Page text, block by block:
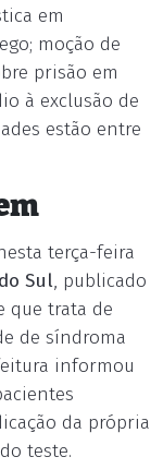
em
moção de
prisão em
à exclusão de
estão entre
terça-feira
Sul, publicado
que trata de
de síndroma
informou
da própria
teste.